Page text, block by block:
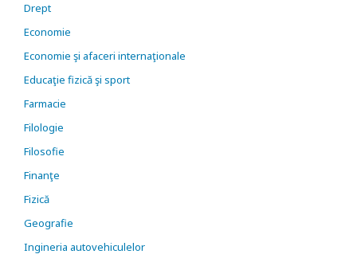
Drept
Economie
Economie şi afaceri internaţionale
Educaţie fizică şi sport
Farmacie
Filologie
Filosofie
Finanţe
Fizică
Geografie
Ingineria autovehiculelor